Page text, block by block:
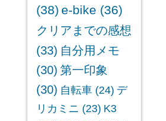
(38) e-bike (36)
クリアまでの感想
(33) 自分用メモ
(30) 第一印象
(30) 自転車(24) デ
リカミニ (23) K3